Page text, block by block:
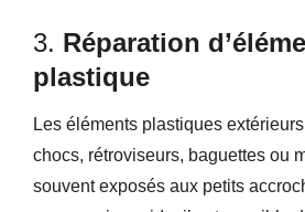
3. Réparation
plastique
Les éléments plastiques
chocs, rétroviseurs, baguettes ou
souvent exposés aux petits